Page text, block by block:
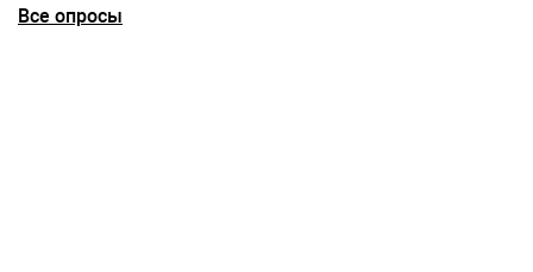
Все опросы